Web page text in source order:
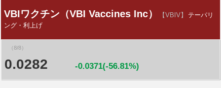
VBIワクチン（VBI Vaccines Inc） 【VBIV】
テーパリ
ング・利上げ
（8/8）
0.0282 -0.0371(-56.81%)